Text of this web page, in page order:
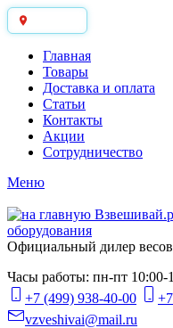
Главная
Товары
Доставка и оплата
Статьи
Контакты
Акции
Сотрудничество
Меню
Официальный дилер
Часы работы: пн-пт 10:00-
+7 (499) 938-40-00
vzveshivai@mail.ru